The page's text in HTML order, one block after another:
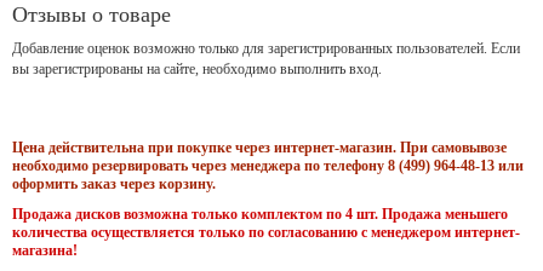
Отзывы о товаре
Добавление оценок возможно только для зарегистрированных пользователей. Если
вы зарегистрированы на сайте, необходимо выполнить вход.
Цена действительна при покупке через интернет-магазин. При самовывозе
необходимо резервировать через менеджера по телефону 8 (499) 964-48-13 или
оформить заказ через корзину.
Продажа дисков возможна только комплектом по 4 шт. Продажа меньшего
количества осуществляется только по согласованию с менеджером интернет-
магазина!